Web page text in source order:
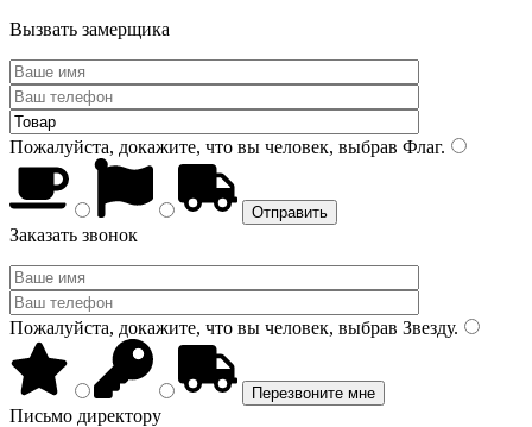
Вызвать замерщика
Пожалуйста, докажите, что вы человек, выбрав Флаг.
Заказать звонок
Пожалуйста, докажите, что вы человек, выбрав Звезду.
Письмо директору